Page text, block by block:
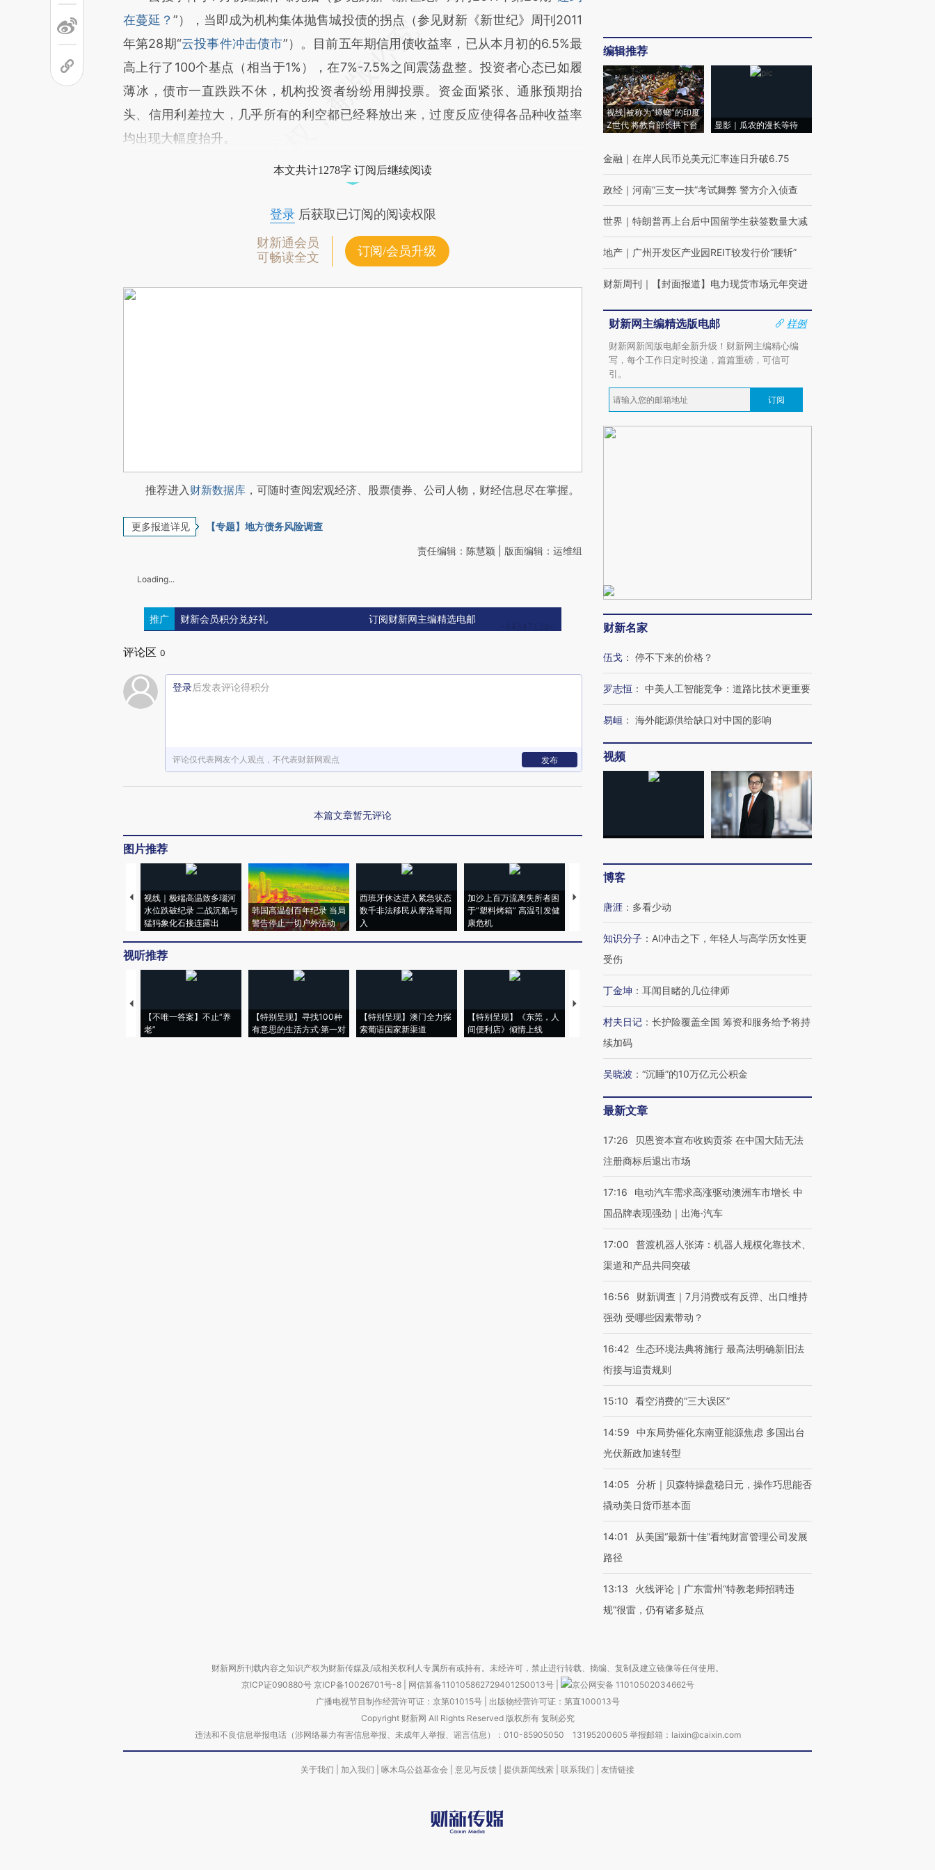
在蔓延？”），当即成为机构集体抛售城投债的拐点（参见财新《新世纪》周刊2011
年第28期“云投事件冲击债市”）。目前五年期信用债收益率，已从本月初的6.5%最
高上行了100个基点（相当于1%），在7%-7.5%之间震荡盘整。投资者心态已如履
薄冰，债市一直跌跌不休，机构投资者纷纷用脚投票。资金面紧张、通胀预期抬
头、信用利差拉大，几乎所有的利空都已经释放出来，过度反应使得各品种收益率
均出现大幅度抬升。
本文共计1278字 订阅后继续阅读
登录后获取已订阅的阅读权限
财新通会员
可畅读全文
订阅/会员升级
推荐进入财新数据库 ，可随时查阅宏观经济、股票债券、公司人物，财经信息尽在掌握。
更多报道详见 【专题】地方债务风险调查
责任编辑：陈慧颖 | 版面编辑：运维组
Loading...
推广 财新会员积分兑好礼 订阅财新网主编精选电邮
评论区 0
登录后发表评论得积分
评论仅代表网友个人观点，不代表财新网观点 发布
本篇文章暂无评论
图片推荐
视线｜极端高温致多瑙河
水位跌破纪录 二战沉船与
猛犸象化石接连露出
韩国高温创百年纪录 当局
警告停止一切户外活动
西班牙休达进入紧急状态
数千非法移民从摩洛哥闯
入
加沙上百万流离失所者困
于“塑料烤箱” 高温引发健
康危机
马航飞行员跨国走私7万
粒摇头丸 尿检体内含3种
心“花钱找虐”？
要防空导弹“救急”
视听推荐
【不唯一答案】不止“养
老”
【特别呈现】寻找100种
有意思的生活方式·第一对
【特别呈现】澳门全力探
索葡语国家新渠道
【特别呈现】《东莞，人
间便利店》倾情上线
【推广】走进第四届链博
会，让数智科技“链”接产
【特别呈现】寻找100种
有意思的生活方式·第三对
【商旅对话】华住集团
CFO：不靠规模取胜，华
住三大增长引擎是什么？
编辑推荐
视线|被称为“蟑螂”的印度
Z世代 将教育部长拱下台
显影｜瓜农的漫长等待
金融 ｜ 在岸人民币兑美元汇率连日升破6.75
政经 ｜ 河南“三支一扶”考试舞弊 警方介入侦查
世界 ｜ 特朗普再上台后中国留学生获签数量大减
地产 ｜ 广州开发区产业园REIT较发行价“腰斩”
财新周刊 ｜ 【封面报道】电力现货市场元年突进
财新网主编精选版电邮
样例
财新网新闻版电邮全新升级！财新网主编精心编
写，每个工作日定时投递，篇篇重磅，可信可
引。
订阅
财新名家
伍戈 ： 停不下来的价格？
罗志恒 ： 中美人工智能竞争：道路比技术更重要
易峘 ： 海外能源供给缺口对中国的影响
视频
博客
唐涯 ： 多看少动
知识分子 ： AI冲击之下，年轻人与高学历女性更
受伤
丁金坤 ： 耳闻目睹的几位律师
村夫日记 ： 长护险覆盖全国 筹资和服务给予将持
续加码
吴晓波 ： “沉睡”的10万亿元公积金
最新文章
17:26
贝恩资本宣布收购贡茶 在中国大陆无法
注册商标后退出市场
17:16
电动汽车需求高涨驱动澳洲车市增长 中
国品牌表现强劲｜出海·汽车
17:00
普渡机器人张涛：机器人规模化靠技术、
渠道和产品共同突破
16:56
财新调查｜7月消费或有反弹、出口维持
强劲 受哪些因素带动？
16:42 生态环境法典将施行 最高法明确新旧法
衔接与追责规则
15:10 看空消费的“三大误区”
14:59
中东局势催化东南亚能源焦虑 多国出台
光伏新政加速转型
14:05
分析｜贝森特操盘稳日元，操作巧思能否
撬动美日货币基本面
14:01
从美国“最新十佳”看纯财富管理公司发展
路径
13:13
火线评论｜广东雷州“特教老师招聘违
规”很雷，仍有诸多疑点
财新网所刊载内容之知识产权为财新传媒及/或相关权利人专属所有或持有。未经许可，禁止进行转载、摘编、复制及建立镜像等任何使用。
京ICP证090880号 京ICP备10026701号-8 网信算备110105862729401250013号
京公网安备 11010502034662号
广播电视节目制作经营许可证：京第01015号| 出版物经营许可证：第直100013号
Copyright 财新网 All Rights Reserved 版权所有 复制必究
违法和不良信息举报电话（涉网络暴力有害信息举报、未成年人举报、谣言信息）：010-85905050 13195200605 举报邮箱：laixin@caixin.com
关于我们 加入我们 啄木鸟公益基金会 意见与反馈 提供新闻线索 联系我们 友情链接